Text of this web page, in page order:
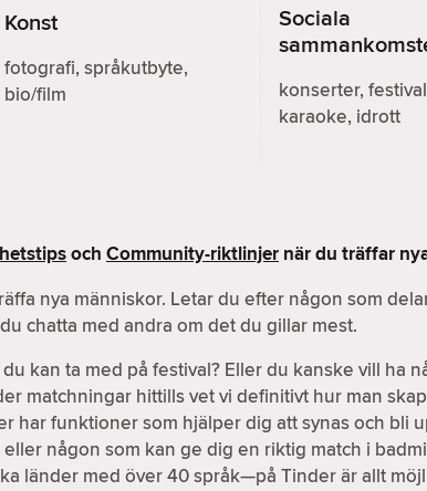
Konst
fotografi, språkutbyte,
bio/film
Sociala
konserter,
karaoke, idrott
och Community-riktlinjer när du träffar
nya människor. Letar du efter någon som
chatta med andra om det du gillar mest.
kan ta med på festival? Eller du kanske vill ha
matchningar hittills vet vi definitivt hur man
har funktioner som hjälper dig att synas och bli
någon som kan ge dig en riktig match i
länder med över 40 språk—på Tinder är allt